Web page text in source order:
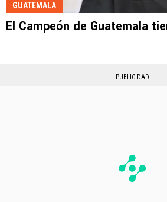
GUATEMALA
El Campeón de Guatemala
PUBLICIDAD